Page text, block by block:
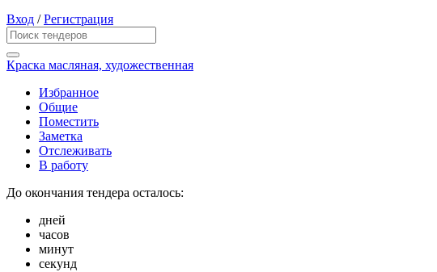
Вход /Регистрация
Краска масляная, художественная
Избранное
Общие
Поместить
Заметка
Отслеживать
В работу
До окончания тендера осталось:
дней
часов
минут
секунд